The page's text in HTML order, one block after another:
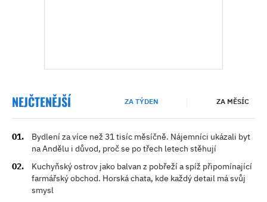
NEJČTENĚJŠÍ ZA TÝDEN ZA MĚSÍC
Bydlení za více než 31 tisíc měsíčně. Nájemníci ukázali byt
na Andělu i důvod, proč se po třech letech stěhují
Kuchyňský ostrov jako balvan z pobřeží a spíž připomínající
farmářský obchod. Horská chata, kde každý detail má svůj
smysl